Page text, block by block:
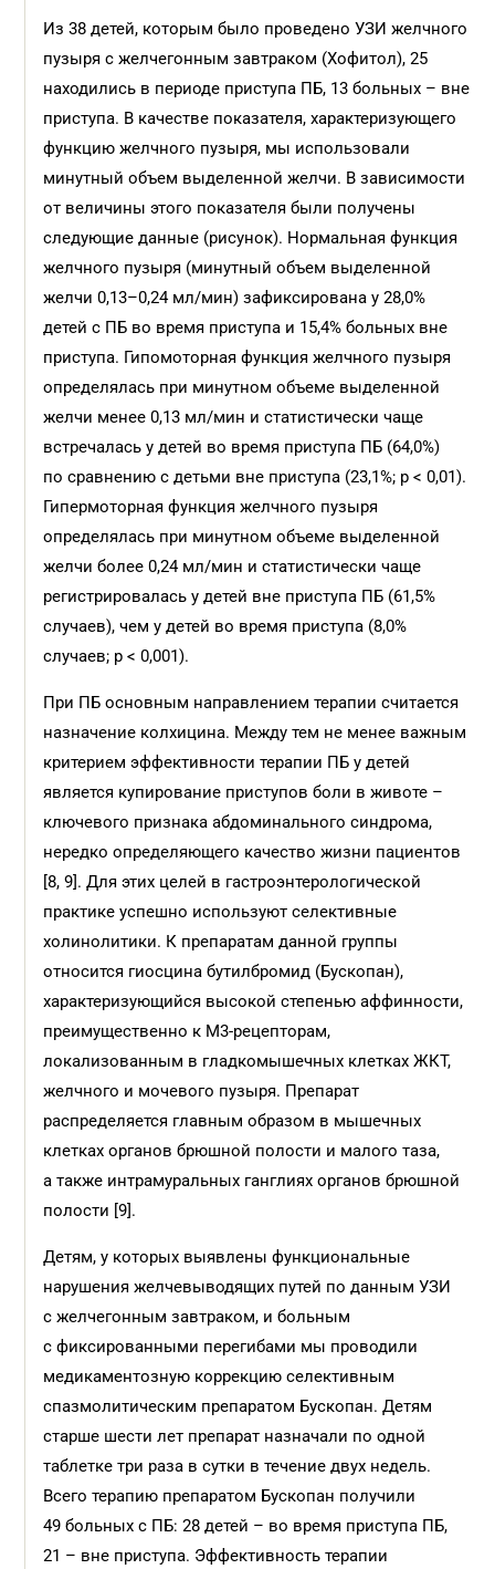
Из 38 детей, которым было проведено УЗИ желчного
пузыря с желчегонным завтраком (Хофитол), 25
находились в периоде приступа ПБ, 13 больных – вне
приступа. В качестве показателя, характеризующего
функцию желчного пузыря, мы использовали
минутный объем выделенной желчи. В зависимости
от величины этого показателя были получены
следующие данные (рисунок). Нормальная функция
желчного пузыря (минутный объем выделенной
желчи 0,13–0,24 мл/мин) зафиксирована у 28,0%
детей с ПБ во время приступа и 15,4% больных вне
приступа. Гипомоторная функция желчного пузыря
определялась при минутном объеме выделенной
желчи менее 0,13 мл/мин и статистически чаще
встречалась у детей во время приступа ПБ (64,0%)
по сравнению с детьми вне приступа (23,1%; р < 0,01).
Гипермоторная функция желчного пузыря
определялась при минутном объеме выделенной
желчи более 0,24 мл/мин и статистически чаще
регистрировалась у детей вне приступа ПБ (61,5%
случаев), чем у детей во время приступа (8,0%
случаев; р < 0,001).
При ПБ основным направлением терапии считается
назначение колхицина. Между тем не менее важным
критерием эффективности терапии ПБ у детей
является купирование приступов боли в животе –
ключевого признака абдоминального синдрома,
нередко определяющего качество жизни пациентов
[8, 9]. Для этих целей в гастроэнтерологической
практике успешно используют селективные
холинолитики. К препаратам данной группы
относится гиосцина бутилбромид (Бускопан),
характеризующийся высокой степенью аффинности,
преимущественно к М3-рецепторам,
локализованным в гладкомышечных клетках ЖКТ,
желчного и мочевого пузыря. Препарат
распределяется главным образом в мышечных
клетках органов брюшной полости и малого таза,
а также интрамуральных ганглиях органов брюшной
полости [9].
Детям, у которых выявлены функциональные
нарушения желчевыводящих путей по данным УЗИ
с желчегонным завтраком, и больным
с фиксированными перегибами мы проводили
медикаментозную коррекцию селективным
спазмолитическим препаратом Бускопан. Детям
старше шести лет препарат назначали по одной
таблетке три раза в сутки в течение двух недель.
Всего терапию препаратом Бускопан получили
49 больных с ПБ: 28 детей – во время приступа ПБ,
21 – вне приступа. Эффективность терапии